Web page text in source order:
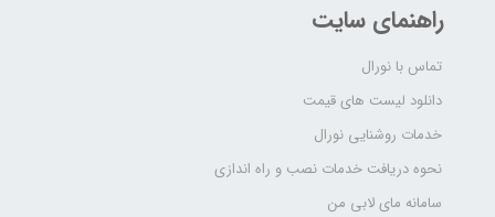
راهنمای سایت
تماس با نورال
دانلود لیست های قیمت
خدمات روشنایی نورال
نحوه دریافت خدمات نصب و راه اندازی
سامانه مای لابی من